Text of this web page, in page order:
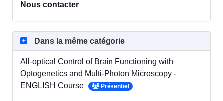
Nous contacter
Dans la même catégorie
All-optical Control of Brain Functioning with
Optogenetics and Multi-Photon Microscopy -
ENGLISH Course
Présentiel